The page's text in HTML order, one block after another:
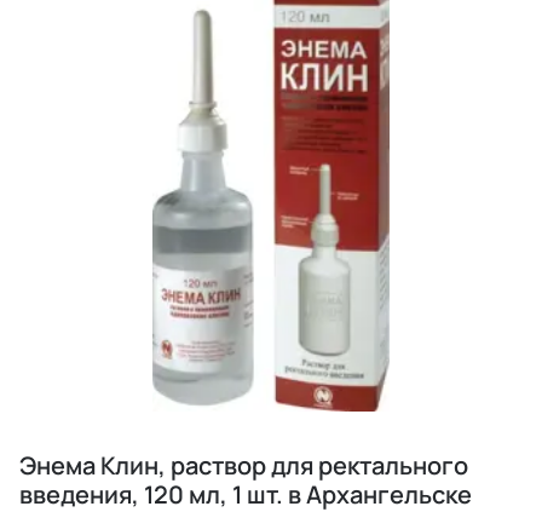
Энема Клин, раствор для ректального
введения, 120 мл, 1 шт. в Архангельске